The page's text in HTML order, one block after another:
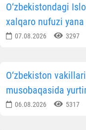
O‘zbekistondagi
xalqaro nufuzi
07.08.2026 3297
O‘zbekiston
musobaqasida
06.08.2026 5317